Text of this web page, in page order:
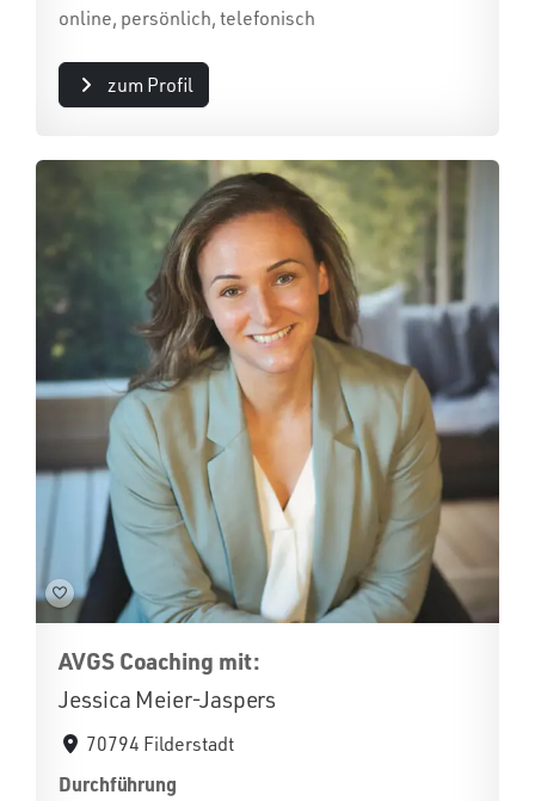
online, persönlich, telefonisch
zum Profil
AVGS Coaching mit:
Jessica Meier-Jaspers
70794 Filderstadt
Durchführung